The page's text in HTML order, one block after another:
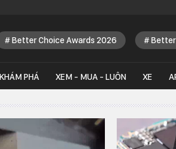
Better Choice Awards 2026
KHÁM PHÁ XEM - MUA - LUÔN XE